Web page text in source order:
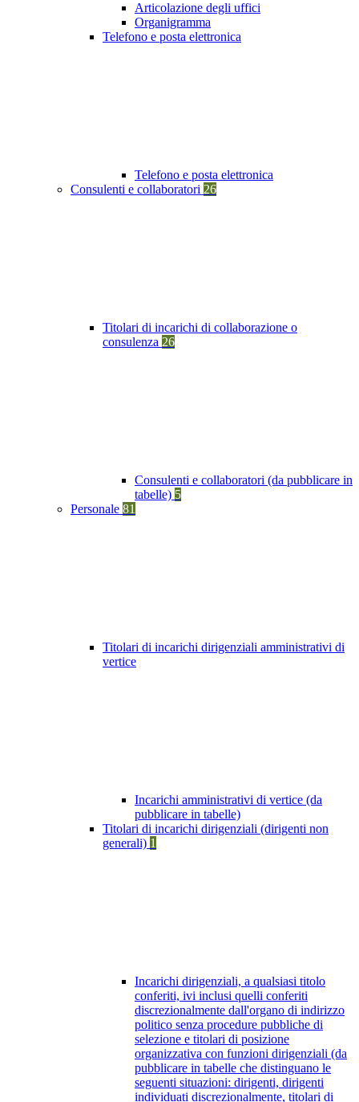
Articolazione degli uffici
Organigramma
Telefono e posta elettronica
Telefono e posta elettronica
Consulenti e collaboratori 26
Titolari di incarichi di collaborazione o
consulenza 26
Consulenti e collaboratori (da pubblicare in
tabelle) 5
Personale 81
Titolari di incarichi dirigenziali amministrativi di
vertice
Incarichi amministrativi di vertice (da
pubblicare in tabelle)
Titolari di incarichi dirigenziali (dirigenti non
generali) 1
Incarichi dirigenziali, a qualsiasi titolo
conferiti, ivi inclusi quelli conferiti
discrezionalmente dall'organo di indirizzo
politico senza procedure pubbliche di
selezione e titolari di posizione
organizzativa con funzioni dirigenziali (da
pubblicare in tabelle che distinguano le
seguenti situazioni: dirigenti, dirigenti
individuati discrezionalmente, titolari di